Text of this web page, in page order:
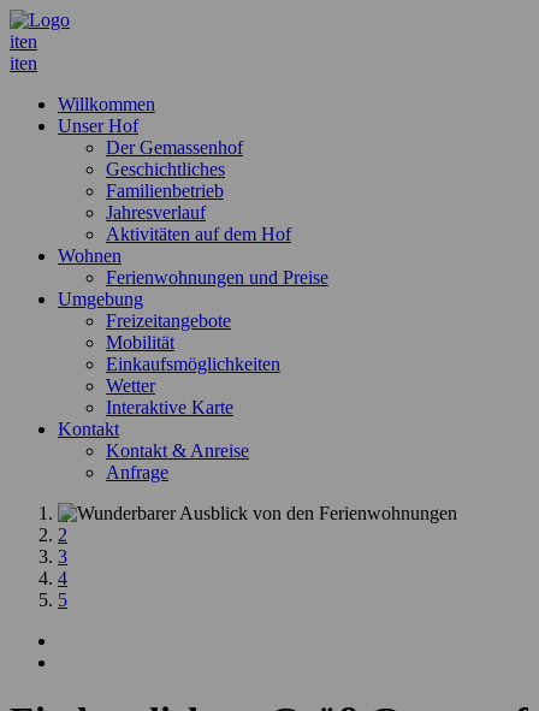
iten
iten
Willkommen
Unser Hof
Der Gemassenhof
Geschichtliches
Familienbetrieb
Jahresverlauf
Aktivitäten auf dem Hof
Wohnen
Ferienwohnungen und Preise
Umgebung
Freizeitangebote
Mobilität
Einkaufsmöglichkeiten
Wetter
Interaktive Karte
Kontakt
Kontakt & Anreise
Anfrage
1
2
3
4
5